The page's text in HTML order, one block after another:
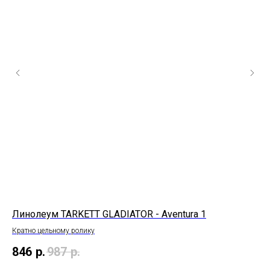
Линолеум TARKETT GLADIATOR - Aventura 1
Кратно цельному ролику
846 р.987 р.